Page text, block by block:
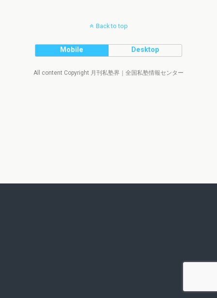
Back to top
Mobile Desktop
All content Copyright 月刊私塾界｜全国私塾情報センター